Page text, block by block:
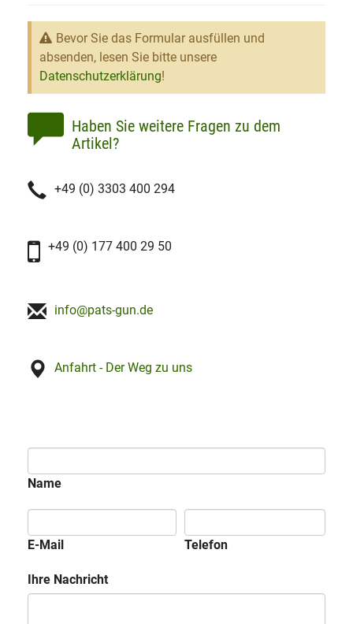
Bevor Sie das Formular ausfüllen und
absenden, lesen Sie bitte unsere
Datenschutzerklärung!
Haben Sie weitere Fragen zu dem
Artikel?
+49 (0) 3303 400 294
+49 (0) 177 400 29 50
info@pats-gun.de
Anfahrt - Der Weg zu uns
Name
E-Mail Telefon
Ihre Nachricht